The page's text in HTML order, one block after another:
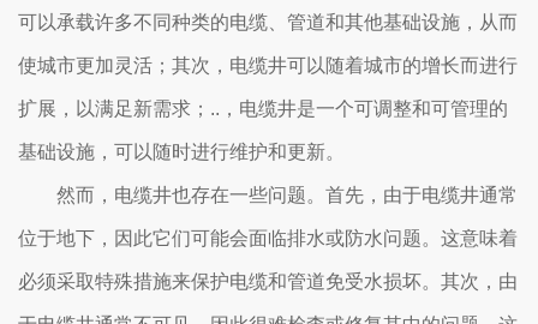
可以承载许多不同种类的电缆、管道和其他基础设施，从而
使城市更加灵活；其次，电缆井可以随着城市的增长而进行
扩展，以满足新需求；..，电缆井是一个可调整和可管理的
基础设施，可以随时进行维护和更新。
然而，电缆井也存在一些问题。首先，由于电缆井通常
位于地下，因此它们可能会面临排水或防水问题。这意味着
必须采取特殊措施来保护电缆和管道免受水损坏。其次，由